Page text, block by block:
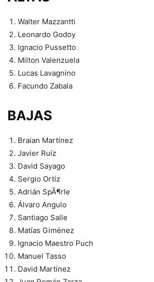
Walter Mazzantti
Leonardo Godoy
Ignacio Pussetto
Milton Valenzuela
Lucas Lavagnino
Facundo Zabala
BAJAS
Braian Martínez
Javier Ruíz
David Sayago
Sergio Ortíz
Adrián SpÃ¶rle
Álvaro Angulo
Santiago Salle
Matías Giménez
Ignacio Maestro Puch
Manuel Tasso
David Martínez